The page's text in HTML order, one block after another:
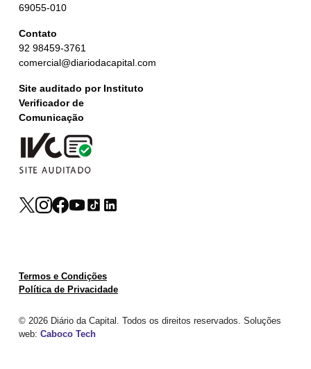
69055-010
Contato
92 98459-3761
comercial@diariodacapital.com
Site auditado por Instituto
Verificador de
Comunicação
© 2026 Diário da Capital. Todos os direitos reservados. Soluções
web: Caboco Tech
Termos e Condições
Política de Privacidade